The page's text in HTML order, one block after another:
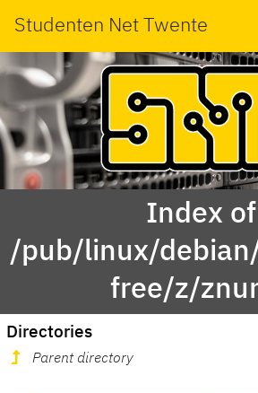
Studenten Net Twente
Index of
/pub/linux/
free/z/
Directories
Parent directory